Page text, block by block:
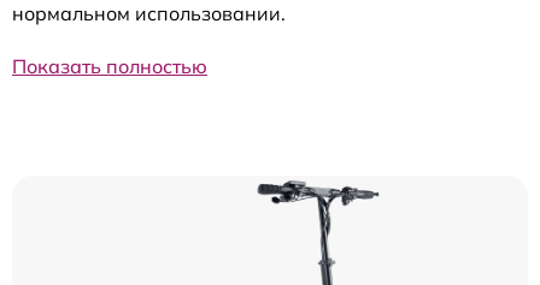
нормальном использовании.
Показать полностью